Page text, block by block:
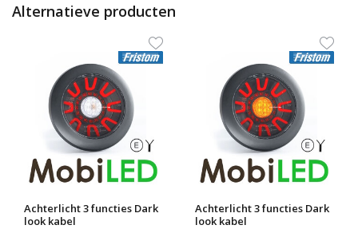
Alternatieve producten
Achterlicht 3 functies Dark
look kabel
Achterlicht 3 functies Dark
look kabel